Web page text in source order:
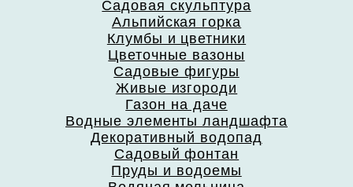
Садовая скульптура
Альпийская горка
Клумбы и цветники
Цветочные вазоны
Садовые фигуры
Живые изгороди
Газон на даче
Водные элементы ландшафта
Декоративный водопад
Садовый фонтан
Пруды и водоемы